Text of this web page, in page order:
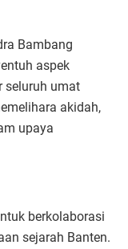
Bambang
aspek
seluruh umat
akidah,
upaya
berkolaborasi
sejarah Banten.